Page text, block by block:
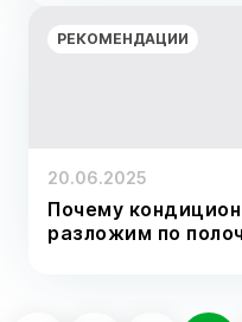
РЕКОМЕНДАЦИИ
20.06.2025
Почему
разложим по